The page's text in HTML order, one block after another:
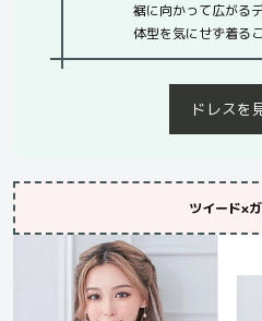
裾に向かって広がる
体型を気にせず着る
ドレスを
ツイード×